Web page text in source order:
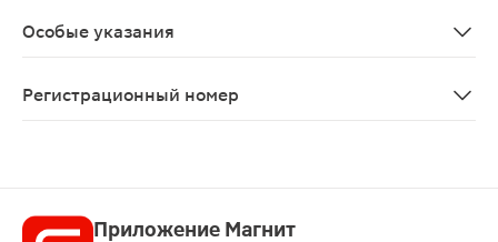
Особые указания
Регистрационный номер
Приложение Магнит